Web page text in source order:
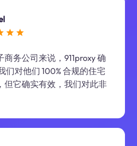
务公司来说，911proxy 确
们对他们 100% 合规的住宅
但它确实有效，我们对此非